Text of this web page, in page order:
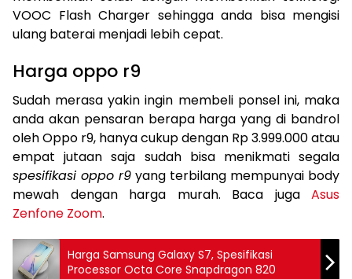
VOOC Flash Charger sehingga anda bisa mengisi
ulang baterai menjadi lebih cepat.
Harga oppo r9
Sudah merasa yakin ingin membeli ponsel ini, maka
anda akan pensaran berapa harga yang di bandrol
oleh Oppo r9, hanya cukup dengan Rp 3.999.000 atau
empat jutaan saja sudah bisa menikmati segala
spesifikasi oppo r9 yang terbilang mempunyai body
mewah dengan harga murah. Baca juga Asus
Zenfone Zoom.
Harga Samsung Galaxy S7, Spesifikasi
Processor Octa Core Snapdragon 820